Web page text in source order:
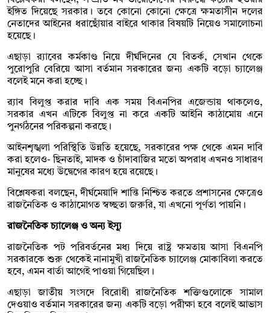
ইঙ্গিত দিয়েছে সরকার। তবে কোনো কোনো ক্ষেত্রে ক্ষমতাসীন দলের
নেতাদের আইনের ধরাছোঁয়ার বাইরে থাকার বিষয়টি নিয়েও সমালোচনা
হয়েছে।
এছাড়া র‍্যাবের কর্মকাণ্ড নিয়ে দীর্ঘদিনের যে বিতর্ক, সেখান থেকে
পুরোপুরি বেরিয়ে আসা বর্তমান সরকারের জন্য একটি বড়ো চ্যালেঞ্জ
বলেই মনে করা হচ্ছে।
র‍্যাব বিলুপ্ত করার দাবি এক সময় বিএনপির এজেন্ডায় থাকলেও,
সরকার এখন এটিকে বিলুপ্ত না করে একটি আইনি কাঠামোয় এনে
পুনর্গঠনের পরিকল্পনা করছে।
আইনশৃঙ্খলা পরিস্থিতি উন্নতি হয়েছে, সরকারের পক্ষ থেকে এমন দাবি
করা হলেও- ছিনতাই, মাদক ও চাঁদাবাজির মতো অপরাধ এখনও সাধারণ
মানুষের মধ্যে উদ্বেগের কারণ হয়ে রয়েছে।
বিশ্লেষকরা বলছেন, দীর্ঘমেয়াদি শান্তি নিশ্চিত করতে প্রশাসনের ক্ষেত্রেও
রাজনৈতিক ও কাঠামোগত স্বচ্ছতা জরুরি, যা এখনো পূর্ণতা পায়নি।
রাজনৈতিক চ্যালেঞ্জ ও অন্য ইস্যূ
রাজনৈতিক পট পরিবর্তনের মধ্য দিয়ে রাষ্ট্র ক্ষমতায় আসা বিএনপি
সরকারকে শুরু থেকেই নানামুখী রাজনৈতিক চ্যালেঞ্জ মোকাবিলা করতে
হবে, এমন বার্তা আগেই পাওয়া গিয়েছিল।
এছাড়া জাতীয় সংসদে বিরোধী রাজনৈতিক শক্তিগুলোকে সামাল
দেওয়াও বর্তমান সরকারের জন্য একটি বড়ো পরীক্ষা হবে বলেই আভাস